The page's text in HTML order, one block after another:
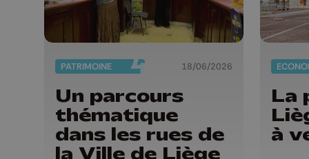
PATRIMOINE 18/06/2026
Un parcours
thématique
dans les rues de
la Ville de Liège
La
à